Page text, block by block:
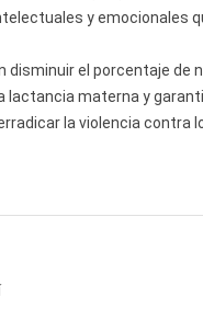
y emocionales
el porcentaje de
lactancia materna y
la violencia contra